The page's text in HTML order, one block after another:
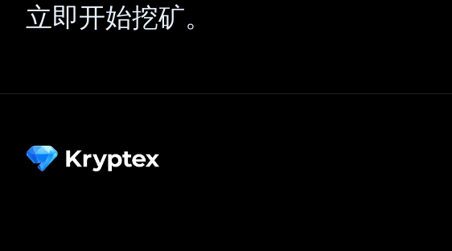
立即开始挖矿。